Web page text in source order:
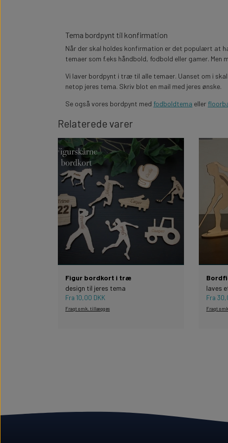
Tema bordpynt til konfirmation
Når der skal holdes konfirmation er det populært at
temaer som f.eks håndbold, fodbold eller gamer.
Vi laver bordpynt i træ til alle temaer. Uanset om i
netop jeres tema. Skriv blot en mail med jeres ønske.
Se også vores bordpynt med fodboldtema eller
Relaterede varer
Figur bordkort i træ
design til jeres tema
Fra 10,00 DKK
Fragt omk. tillægges
laves
Fra
Fragt